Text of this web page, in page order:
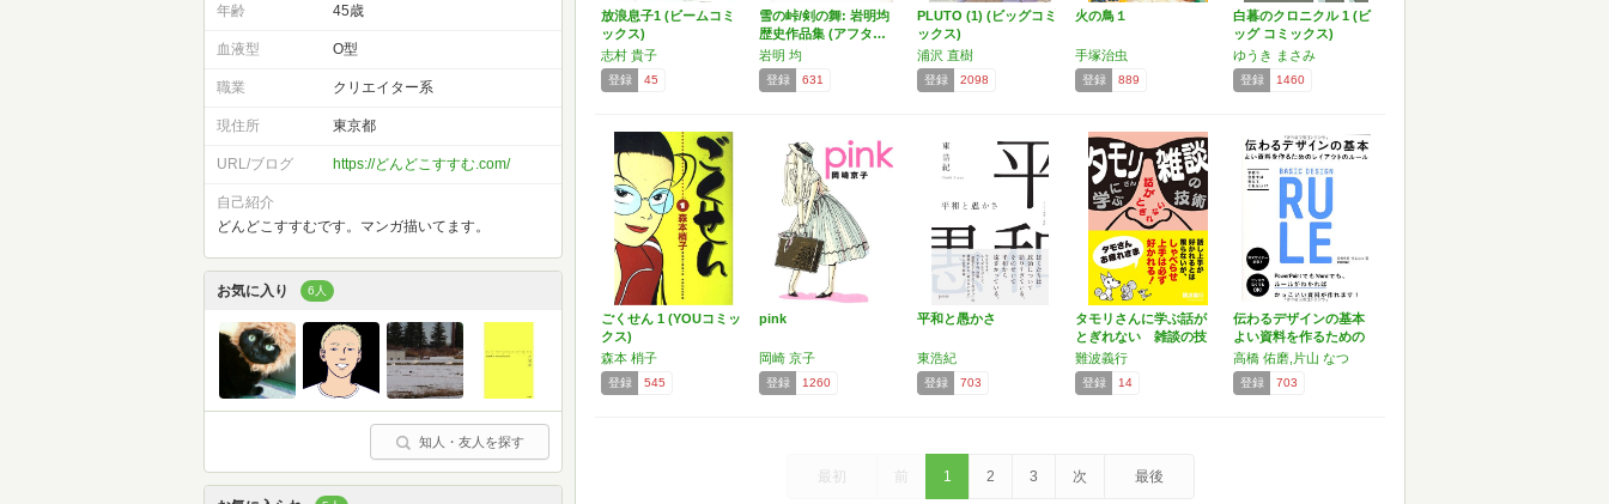
放浪息子1 (ビームコミ
ックス)
志村 貴子
登録 45
雪の峠/剣の舞: 岩明均
歴史作品集 (アフタ…
岩明 均
登録 631
PLUTO (1) (ビッグコミ
ックス)
浦沢 直樹
登録 2098
火の鳥１
手塚治虫
登録 889
白暮のクロニクル 1 (ビ
ッグ コミックス)
ゆうき まさみ
登録 1460
ごくせん 1 (YOUコミッ
クス)
森本 梢子
登録 545
pink
岡崎 京子
登録 1260
平和と愚かさ
東浩紀
登録 703
タモリさんに学ぶ話が
とぎれない 雑談の技
術
難波義行
登録 14
伝わるデザインの基本
よい資料を作るための
レ…
高橋 佑磨,片山 なつ
登録 703
最初 前 1 2 3 次 最後
年齢 45歳
血液型 O型
職業 クリエイター系
現住所 東京都
URL/ブログ https://どんどこすすむ.com/
自己紹介
どんどこすすむです。マンガ描いてます。
お気に入り 6人
知人・友人を探す